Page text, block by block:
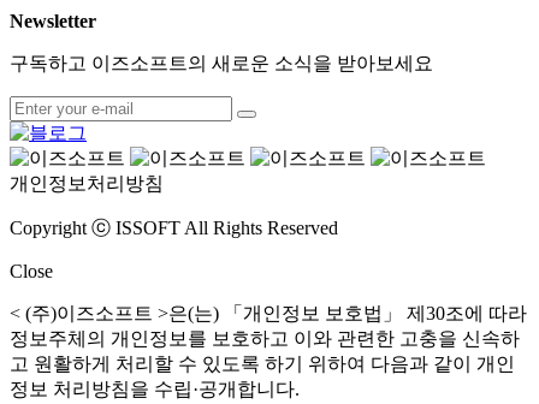
Newsletter
구독하고 이즈소프트의 새로운 소식을 받아보세요
개인정보처리방침
Copyright ⓒ ISSOFT All Rights Reserved
Close
< (주)이즈소프트 >은(는) 「개인정보 보호법」 제30조에 따라
정보주체의 개인정보를 보호하고 이와 관련한 고충을 신속하
고 원활하게 처리할 수 있도록 하기 위하여 다음과 같이 개인
정보 처리방침을 수립·공개합니다.